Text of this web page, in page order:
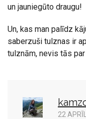
un jauniegūto draugu!
Un, kas man palīdz
saberzuši tulznas ir
tulznām, nevis tās
22